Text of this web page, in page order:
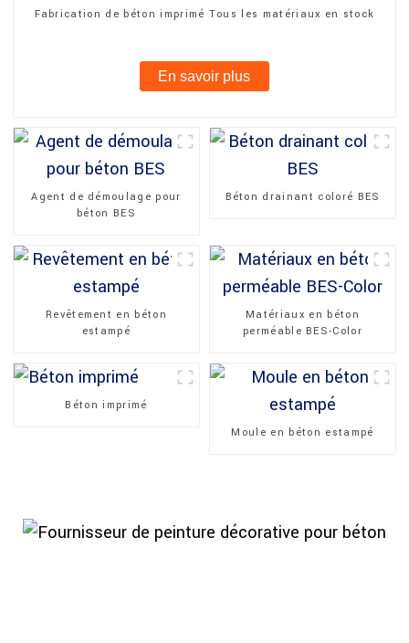
Fabrication de béton imprimé Tous les matériaux en stock
En savoir plus
Agent de démoulage pour
béton BES
Béton drainant coloré BES
Revêtement en béton
estampé
Matériaux en béton
perméable BES-Color
Béton imprimé
Moule en béton estampé